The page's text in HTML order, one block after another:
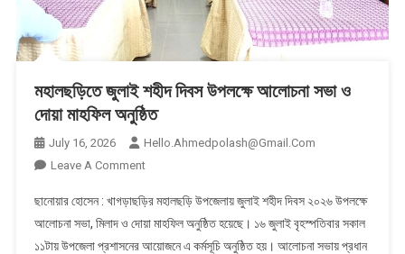
মহালছড়িতে জুলাই শহীদ দিবস উপলক্ষে আলোচনা সভা ও
দোয়া মাহফিল অনুষ্ঠিত
July 16, 2026
Hello.ahmedpolash@gmail.com
Leave A CommentOn
জুলাই
শহীদ
দিবস
ছানোয়ার হোসেন : খাগড়াছড়ির মহালছড়ি উপজেলায় জুলাই শহীদ দিবস ২০২৬ উপলক্ষে
আলোচনা সভা, মিলাদ ও দোয়া মাহফিল অনুষ্ঠিত হয়েছে। ১৬ জুলাই বৃহস্পতিবার সকাল
১১টায় উপজেলা প্রশাসনের আয়োজনে এ কর্মসূচি অনুষ্ঠিত হয়। আলোচনা সভায় প্রধান